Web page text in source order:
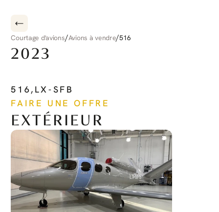
Courtage d'avions/Avions à vendre/516
2023
516, LX-SFB
FAIRE UNE OFFRE
Voir plus
EXTÉRIEUR